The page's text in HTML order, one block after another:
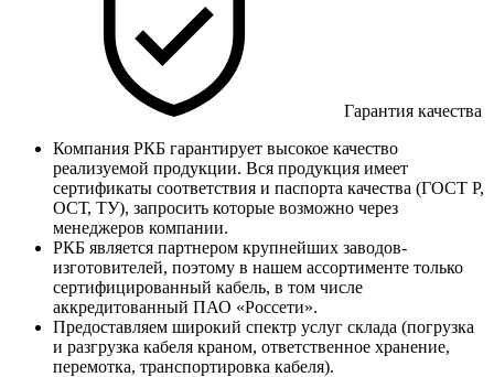
Гарантия качества
Компания РКБ гарантирует высокое качество
реализуемой продукции. Вся продукция имеет
сертификаты соответствия и паспорта качества (ГОСТ Р,
ОСТ, ТУ), запросить которые возможно через
менеджеров компании.
РКБ является партнером крупнейших заводов-
изготовителей, поэтому в нашем ассортименте только
сертифицированный кабель, в том числе
аккредитованный ПАО «Россети».
Предоставляем широкий спектр услуг склада (погрузка
и разгрузка кабеля краном, ответственное хранение,
перемотка, транспортировка кабеля).